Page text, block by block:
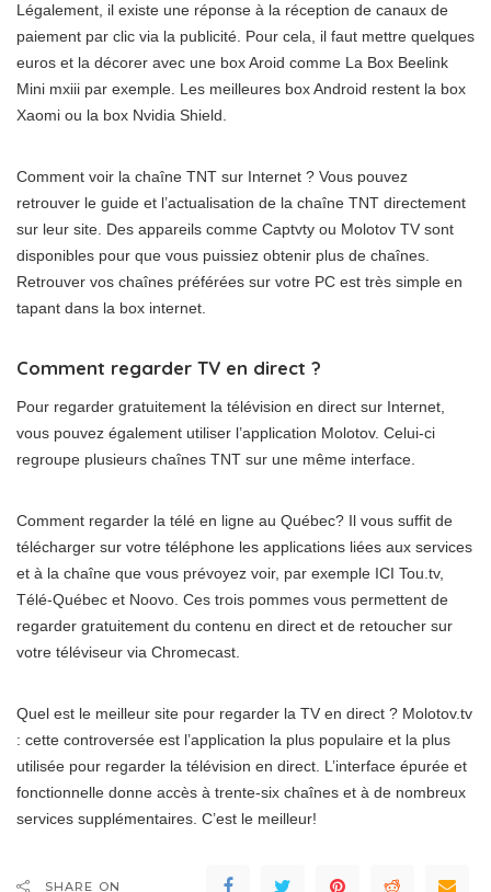
Légalement, il existe une réponse à la réception de canaux de
paiement par clic via la publicité. Pour cela, il faut mettre quelques
euros et la décorer avec une box Aroid comme La Box Beelink
Mini mxiii par exemple. Les meilleures box Android restent la box
Xaomi ou la box Nvidia Shield.
Comment voir la chaîne TNT sur Internet ? Vous pouvez
retrouver le guide et l’actualisation de la chaîne TNT directement
sur leur site. Des appareils comme Captvty ou Molotov TV sont
disponibles pour que vous puissiez obtenir plus de chaînes.
Retrouver vos chaînes préférées sur votre PC est très simple en
tapant dans la box internet.
Comment regarder TV en direct ?
Pour regarder gratuitement la télévision en direct sur Internet,
vous pouvez également utiliser l’application Molotov. Celui-ci
regroupe plusieurs chaînes TNT sur une même interface.
Comment regarder la télé en ligne au Québec? Il vous suffit de
télécharger sur votre téléphone les applications liées aux services
et à la chaîne que vous prévoyez voir, par exemple ICI Tou.tv,
Télé-Québec et Noovo. Ces trois pommes vous permettent de
regarder gratuitement du contenu en direct et de retoucher sur
votre téléviseur via Chromecast.
Quel est le meilleur site pour regarder la TV en direct ? Molotov.tv
: cette controversée est l’application la plus populaire et la plus
utilisée pour regarder la télévision en direct. L’interface épurée et
fonctionnelle donne accès à trente-six chaînes et à de nombreux
services supplémentaires. C’est le meilleur!
SHARE ON